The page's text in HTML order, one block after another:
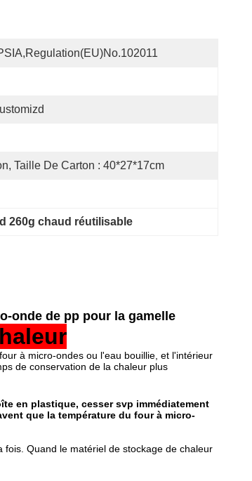
Taille De Carton : 40*27*17cm
260g chaud réutilisable
onde de pp pour la gamelle
à micro-ondes ou l'eau bouillie, et l'intérieur
de conservation de la chaleur plus
en plastique, cesser svp immédiatement
que la température du four à micro-
Quand le matériel de stockage de chaleur